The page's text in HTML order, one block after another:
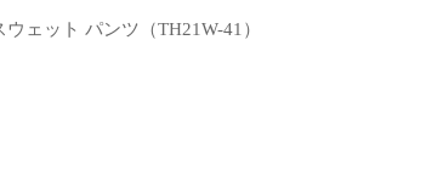
ェット パンツ（TH21W-41）